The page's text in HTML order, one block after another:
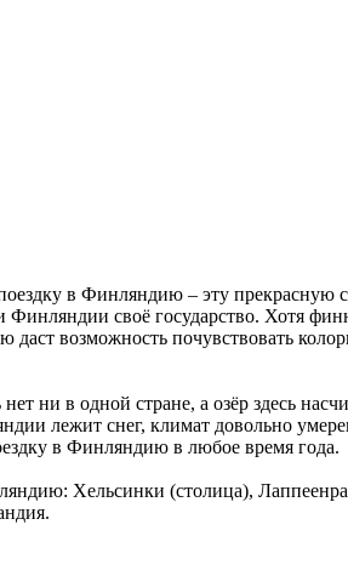
в Финляндию – эту
своё государство. Хотя
возможность почувствовать
ни в одной стране, а озёр здесь
лежит снег, климат довольно
в Финляндию в любое время года.
Хельсинки (столица),